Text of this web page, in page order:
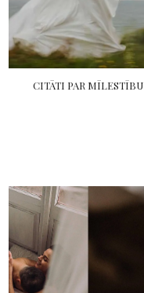
CITĀTI PAR MĪLESTĪBU